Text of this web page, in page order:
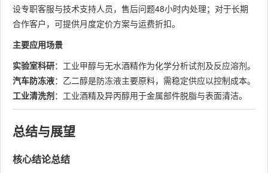
设专职客服与技术支持人员，售后问题48小时内处理；对于长期
合作客户，可提供月度定价方案与运费折扣。
主要应用场景
实验室科研：工业甲醇与无水酒精作为化学分析试剂及反应溶剂。
汽车防冻液：乙二醇是防冻液主要原料，需稳定供应以控制成本。
工业清洗剂：工业酒精及异丙醇用于金属部件脱脂与表面清洁。
总结与展望
核心结论总结